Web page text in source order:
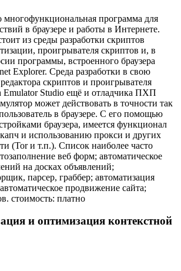
многофункциональная программа для
в браузере и работы в Интернете.
из среды разработки скриптов
проигрывателя скриптов и, в
программы, встроенного браузера
Explorer. Среда разработки в свою
скриптов и проигрывателя
Emulator Studio ещё и отладчика ПХП
может действовать в точности так
в браузере. С его помощью
браузера, имеется функционал
и использованию прокси и других
(Tor и т.п.). Список наиболее часто
веб форм; автоматическое
на досках объявлений;
парсер, граббер; автоматизация
продвижение сайта;
стоимость: платно
и оптимизация контекстной